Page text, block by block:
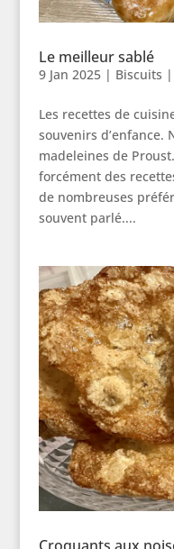
Le meilleur sablé
9 Jan 2025| Biscuits |
Les recettes de
souvenirs d’enfance.
madeleines de
forcément des
de nombreuses
souvent parlé....